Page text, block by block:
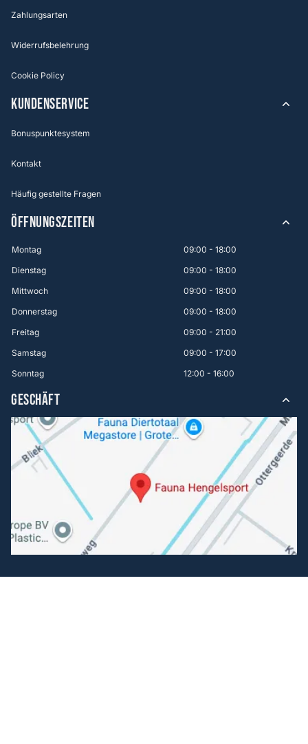
Zahlungsarten
Widerrufsbelehrung
Cookie Policy
KUNDENSERVICE
Bonuspunktesystem
Kontakt
Häufig gestellte Fragen
ÖFFNUNGSZEITEN
Montag
09:00 - 18:00
Dienstag
09:00 - 18:00
Mittwoch
09:00 - 18:00
Donnerstag
09:00 - 18:00
Freitag
09:00 - 21:00
Samstag
09:00 - 17:00
Sonntag
12:00 - 16:00
GESCHÄFT